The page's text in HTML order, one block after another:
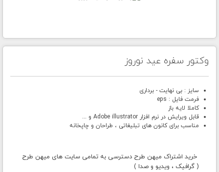
وکتور سفره عید نوروز
سایز : بی نهایت - برداری
فرمت فایل : eps
کاملا لایه باز
قابل ویرایش در نرم افزار Adobe illustrator و ...
مناسب برای کانون های تبلیغاتی ، طراحان و چاپخانه
خرید اشتراک میهن طرح دسترسی به تمامی سایت های میهن طرح
( گرافیک ، ویدیو و صدا )